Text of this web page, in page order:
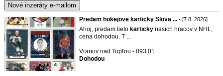
Nové inzeráty e-mailom
Predam hokejove karticky Slova ... - [7.8. 2026]
Ahoj, predam tieto karticky nasich hracov v NHL,
cena dohodou. T ...
Vranov nad Topľou - 093 01
Dohodou